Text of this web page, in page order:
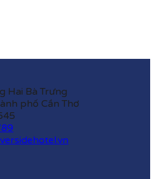
Hai Bà Trưng
phố Cần Thơ